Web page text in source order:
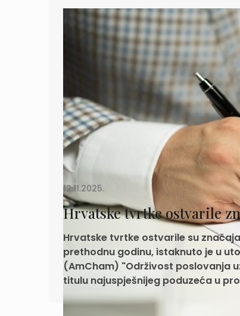
12.11.2025.
Hrvatske tvrtke ostvarile
Hrvatske tvrtke ostvarile su
prethodnu godinu, istaknuto je u
(AmCham) "Održivost poslovanja
titulu najuspješnijeg poduzeća u